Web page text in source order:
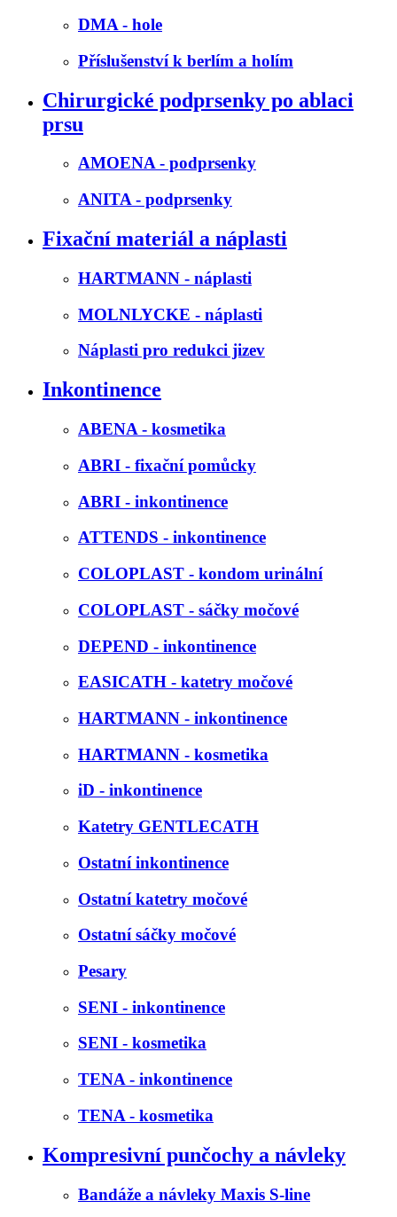
DMA - hole
Příslušenství k berlím a holím
Chirurgické podprsenky po ablaci
prsu
AMOENA - podprsenky
ANITA - podprsenky
Fixační materiál a náplasti
HARTMANN - náplasti
MOLNLYCKE - náplasti
Náplasti pro redukci jizev
Inkontinence
ABENA - kosmetika
ABRI - fixační pomůcky
ABRI - inkontinence
ATTENDS - inkontinence
COLOPLAST - kondom urinální
COLOPLAST - sáčky močové
DEPEND - inkontinence
EASICATH - katetry močové
HARTMANN - inkontinence
HARTMANN - kosmetika
iD - inkontinence
Katetry GENTLECATH
Ostatní inkontinence
Ostatní katetry močové
Ostatní sáčky močové
Pesary
SENI - inkontinence
SENI - kosmetika
TENA - inkontinence
TENA - kosmetika
Kompresivní punčochy a návleky
Bandáže a návleky Maxis S-line